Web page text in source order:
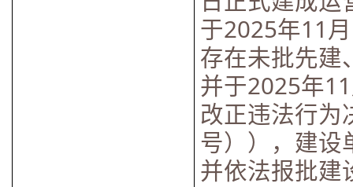
于2025年11
存在未批先建
并于2025年
改正违法行为
号）），建设
并依法报批建